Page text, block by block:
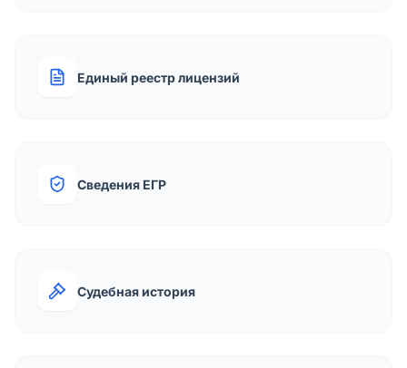
Единый реестр лицензий
Сведения ЕГР
Судебная история